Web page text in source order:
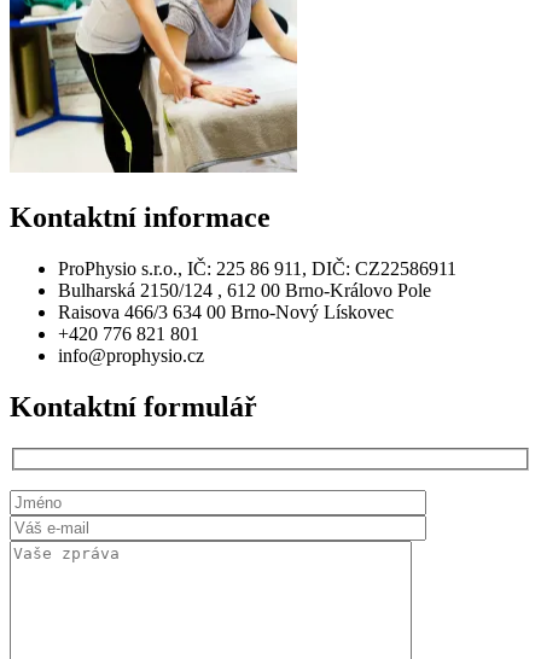
Kontaktní informace
ProPhysio s.r.o., IČ: 225 86 911, DIČ: CZ22586911
Bulharská 2150/124 , 612 00 Brno-Královo Pole
Raisova 466/3 634 00 Brno-Nový Lískovec
+420 776 821 801
info@prophysio.cz
Kontaktní formulář